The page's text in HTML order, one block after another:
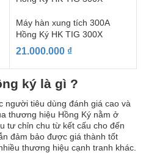
Máy hàn xung tích 300A
Hồng Ký HK TIG 300X
21.000.000 ₫
ký là gì ?
người tiêu dùng đánh giá cao và
thương hiệu Hồng Ký nằm ở
tư chỉn chu từ kết cấu cho đến
đảm bảo được giá thành tốt
thương hiệu cạnh tranh khác.